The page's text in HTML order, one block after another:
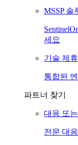
MSSP 솔
세요
기술 제
통합된
파트너 찾기
대응 또
전문 대